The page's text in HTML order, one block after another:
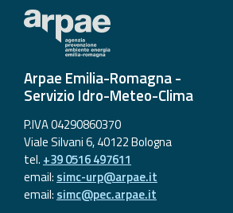
Domande
frequenti
Guida per gli
sviluppatori
Il progetto
Allerta
Meteo
Emilia-
Romagna
Arpae Emilia-Romagna -
Servizio Idro-Meteo-Clima
P.IVA 04290860370
Viale Silvani 6, 40122 Bologna
tel. +39 0516 497611
email: simc-urp@arpae.it
email: simc@pec.arpae.it